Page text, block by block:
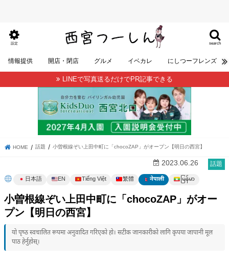
search
設定
情報提供 開店・閉店 グルメ イベカレ にしつーフレンズ
LINEで写真送るだけでPR記事できる
HOME 話題 小曽根線ぞい上田中町に「chocoZAP」がオープン【明日の西宮】
話題
2023.06.26
日本語 EN Tiếng Việt 繁體 नेपाली မြန်မာ
小曽根線ぞい上田中町に「chocoZAP」がオー
プン【明日の西宮】
यो पृष्ठ स्वचालित रूपमा अनुवादित गरिएको हो। सटीक जानकारीको लागि कृपया जापानी मूल
पाठ हेर्नुहोस्।